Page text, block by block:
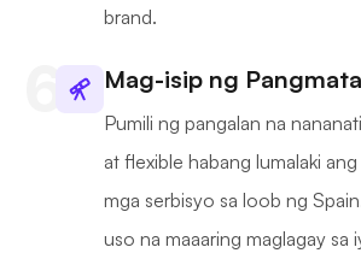
brand.
Mag-isip ng
Pumili ng pangalan na
at flexible habang lumalaki
mga serbisyo sa loob ng
uso na maaaring maglagay sa